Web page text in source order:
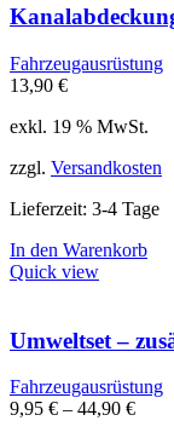
Fahrzeugausrüstung
13,90 €
exkl. 19 % MwSt.
zzgl. Versandkosten
Lieferzeit: 3-4 Tage
In den Warenkorb
Quick view
Umweltset –
Fahrzeugausrüstung
9,95 € – 44,90 €